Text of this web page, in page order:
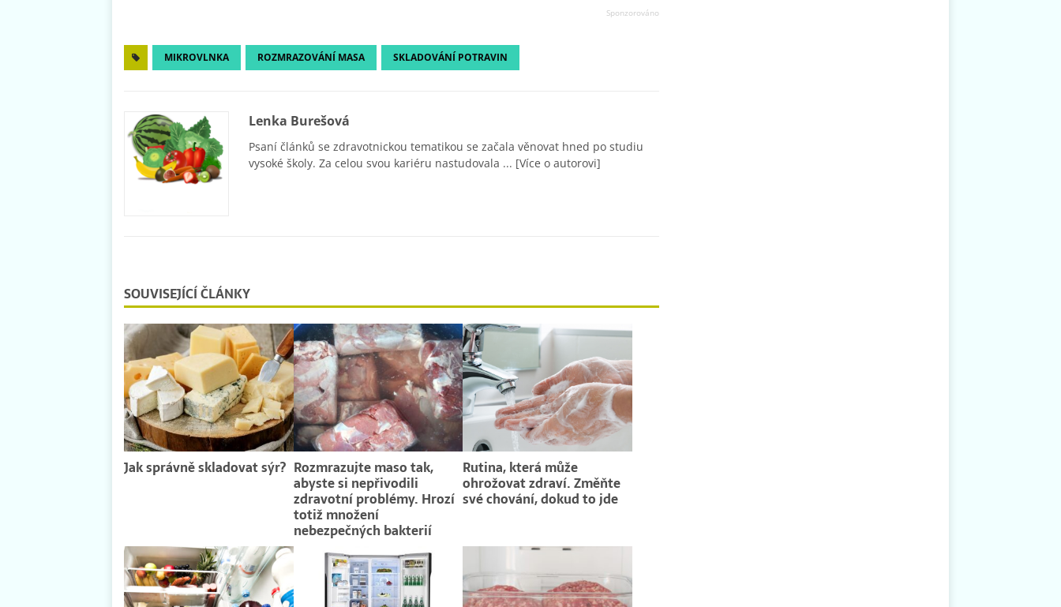
MIKROVLNKA ROZMRAZOVÁNÍ MASA SKLADOVÁNÍ POTRAVIN
Lenka Burešová
Psaní článků se zdravotnickou tematikou se začala věnovat hned po studiu
vysoké školy. Za celou svou kariéru nastudovala ... [Více o autorovi]
SOUVISEJÍCÍ ČLÁNKY
Jak správně skladovat sýr? Rozmrazujte maso tak,
abyste si nepřivodili
zdravotní problémy. Hrozí
totiž množení
nebezpečných bakterií
Rutina, která může
ohrožovat zdraví. Změňte
své chování, dokud to jde